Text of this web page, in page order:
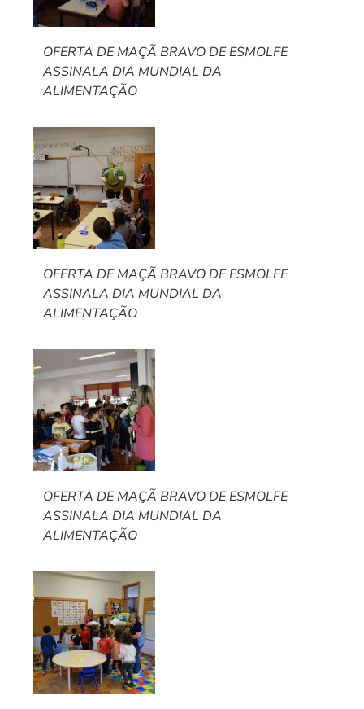
OFERTA DE MAÇÃ BRAVO DE ESMOLFE
ASSINALA DIA MUNDIAL DA
ALIMENTAÇÃO
OFERTA DE MAÇÃ BRAVO DE ESMOLFE
ASSINALA DIA MUNDIAL DA
ALIMENTAÇÃO
OFERTA DE MAÇÃ BRAVO DE ESMOLFE
ASSINALA DIA MUNDIAL DA
ALIMENTAÇÃO